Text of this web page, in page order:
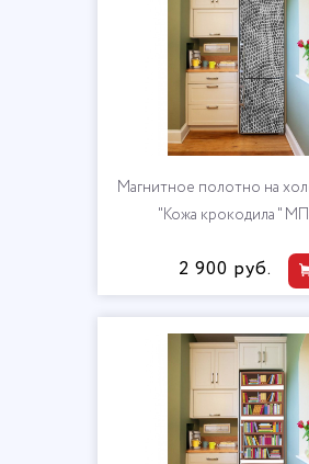
Магнитное полотно на
"Кожа крокодила "
2 900 руб.